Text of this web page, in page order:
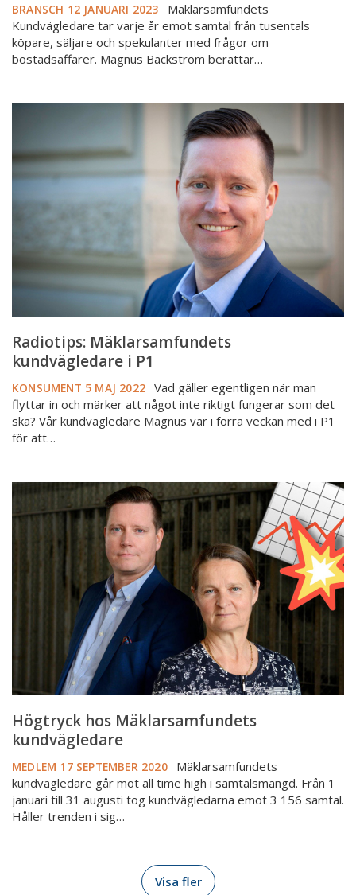
BRANSCH 12 JANUARI 2023
Mäklarsamfundets
Kundvägledare tar varje år emot samtal från tusentals
köpare, säljare och spekulanter med frågor om
bostadsaffärer. Magnus Bäckström berättar…
Radiotips:
P1
Radiotips: Mäklarsamfundets
kundvägledare i P1
KONSUMENT 5 MAJ 2022 Vad gäller egentligen när man
flyttar in och märker att något inte riktigt fungerar som det
ska? Vår kundvägledare Magnus var i förra veckan med i P1
för att…
Högtryck
hos
Mäklarsamfundets
kundvägledare
Högtryck hos Mäklarsamfundets
kundvägledare
MEDLEM 17 SEPTEMBER 2020
Mäklarsamfundets
kundvägledare går mot all time high i samtalsmängd. Från 1
januari till 31 augusti tog kundvägledarna emot 3 156 samtal.
Håller trenden i sig…
Visa fler